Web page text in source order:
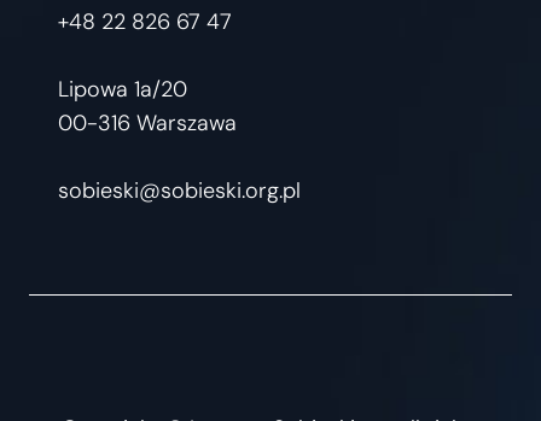
+48 22 826 67 47
Lipowa 1a/20
00-316 Warszawa
sobieski@sobieski.org.pl